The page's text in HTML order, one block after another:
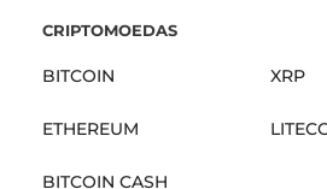
CRIPTOMOEDAS
BITCOIN XRP
ETHEREUM
BITCOIN CASH